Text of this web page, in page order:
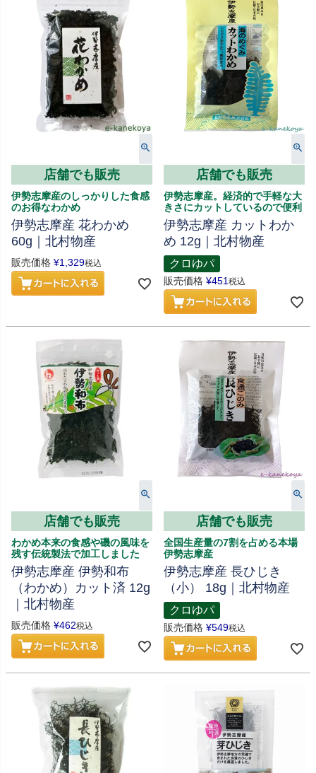
店舗でも販売
伊勢志摩産のしっかりした食感
のお得なわかめ
伊勢志摩産 花わかめ
60g｜北村物産
販売価格 ¥1,329税込
店舗でも販売
伊勢志摩産。経済的で手軽な大
きさにカットしているので便利
伊勢志摩産 カットわか
め 12g｜北村物産
クロゆパ
販売価格 ¥451税込
店舗でも販売
わかめ本来の食感や磯の風味を
残す伝統製法で加工しました
伊勢志摩産 伊勢和布
（わかめ）カット済 12g
｜北村物産
販売価格 ¥462税込
店舗でも販売
全国生産量の7割を占める本場
伊勢志摩産
伊勢志摩産 長ひじき
（小） 18g｜北村物産
クロゆパ
販売価格 ¥549税込